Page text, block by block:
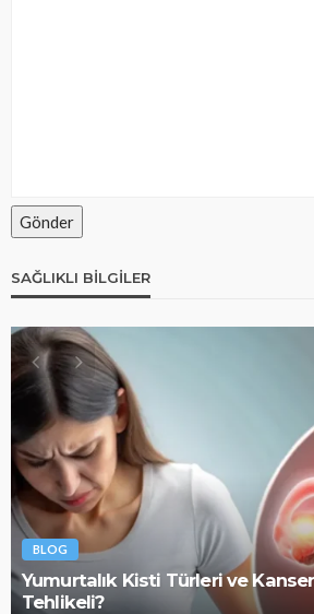
SAĞLIKLI BILGILER
BLOG
Yumurtalık Kisti Türleri ve
Tehlikeli?